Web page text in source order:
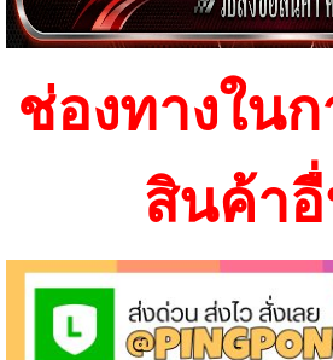
ช่องทางใน
สินค้า